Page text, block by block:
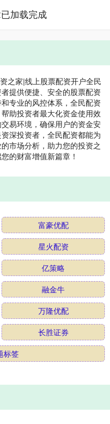
加载完成
之家|线上股票配资开户全民
提供便捷、安全的股票配资
专业的风控体系，全民配资
助投资者最大化资金使用效
易环境，确保用户的资金安
深投资者，全民配资都能为
市场分析，助力您的投资之
的财富增值新篇章！
富豪优配
星火配资
亿策略
融金牛
万隆优配
长胜证券
标签